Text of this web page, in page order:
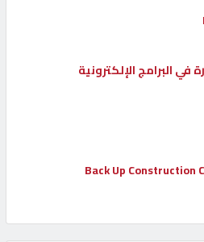
في البرامج الإلكترونية